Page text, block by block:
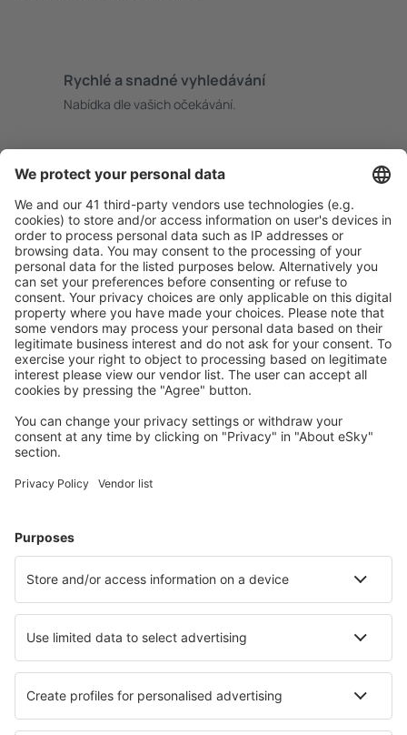
Rychlé a snadné vyhledávání
Nabídka dle vašich očekávání.
Bezproblémová rezervace s možností bezplatného
zrušení.
S námi ušetříte
Atraktivní ceny a speciální nabídky pro přihlášené
uživatele.
Ubytování dle vašeho gusta
Vyberte si z více než 1.3 milionu zařízení: hotelů,
apartmánů, chat a dalších.
Nejvyhledávanější hotely uživateli eSky
Hotely v Polsku - Oblíbená města
Hotely v Gdańsku Hotely v Krakově
Hotely in Grodek nad Dunajcem Hotely in Aleksandrow Lodzki
Hotely in Trzebiatow Hotely in Rumia
Nejlepší hotely - města